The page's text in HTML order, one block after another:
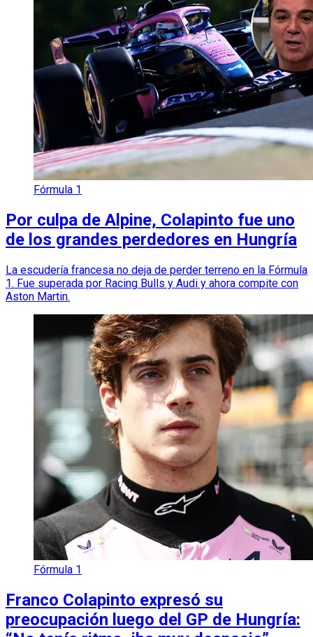
Fórmula 1
Por culpa de Alpine, Colapinto fue uno
de los grandes perdedores en Hungría
La escudería francesa no deja de perder terreno en la Fórmula
1. Fue superada por Racing Bulls y Audi y ahora compite con
Aston Martin.
Fórmula 1
Franco Colapinto expresó su
preocupación luego del GP de Hungría: